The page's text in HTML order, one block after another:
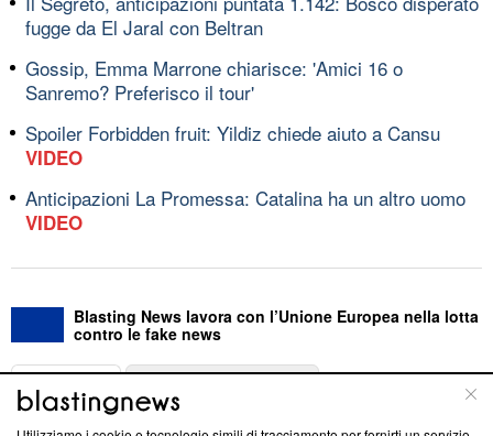
fugge da El Jaral con Beltran
Gossip, Emma Marrone chiarisce: 'Amici 16 o
Sanremo? Preferisco il tour'
Spoiler Forbidden fruit: Yildiz chiede aiuto a Cansu
VIDEO
Anticipazioni La Promessa: Catalina ha un altro uomo
VIDEO
Blasting News lavora con l’Unione Europea nella lotta
contro le fake news
ABOUT